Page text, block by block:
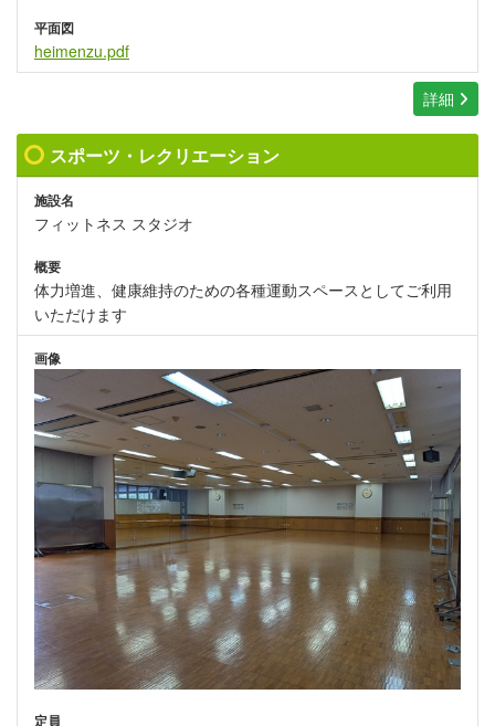
平面図
heimenzu.pdf
詳細
スポーツ・レクリエーション
施設名
フィットネス スタジオ
概要
体力増進、健康維持のための各種運動スペースとしてご利用
いただけます
画像
定員